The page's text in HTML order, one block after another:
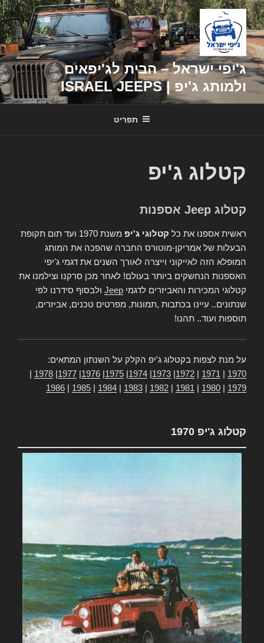
דילוג
לתוכן
ג'יפי ישראל – הבית לג'יפאים
ולמותג ג'יפ | ISRAEL JEEPS
תפריט
קטלוג ג'יפ
קטלוג Jeep אספנות
ראשית אספנו את כל קטלוגי ג'יפ
משנת 1970 ועד תום תקופת
הבעלות של אמריקן-מוטורס החברה שהפכה את המותג
המופלא הזה לאייקוני וייצרה לאורך השנים את דגמי ג'יפי
האספנות הנחשקים ביותר בעולם! לאחר מכן סרקנו וצילמנו את
קטלוגי המכירות והאביזרים לדגמי Jeep ולבסוף סידרנו לפי
שנתונים.. עיינו בכתבות ,תמונות, מפרטים טכנים, אביזרים,
תוספות ועוד.. תהנו!
על מנת לצפות בקטלוג ג'יפ הקלק על השנתון המתאים:
1970
1971
1972
1973
1974
1975
1976
1977
1978
1979
1980
1981
1982
1983
1984
1985
1986
קטלוג ג'יפ 1970